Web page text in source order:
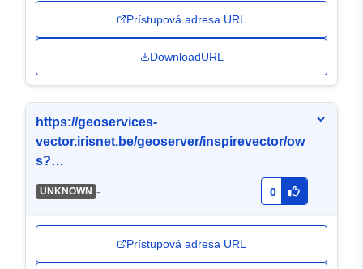
Prístupová adresa URL
DownloadURL
https://geoservices-
vector.irisnet.be/geoserver/inspirevector/ow
s?
Service=WMS&Version=1.3.0&Request=Get
Capabilities&Language=eng
UNKNOWN - 0
Prístupová adresa URL